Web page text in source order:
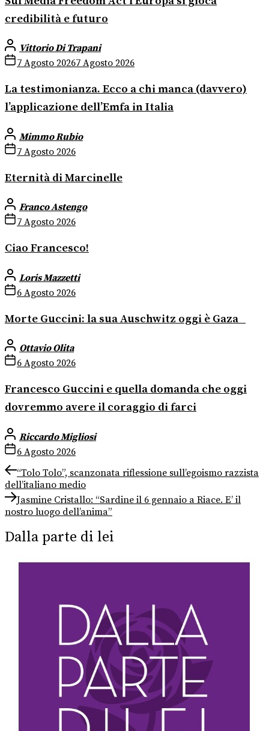
credibilità e futuro
Vittorio Di Trapani
7 Agosto 20267 Agosto 2026
La testimonianza. Ecco a chi manca (davvero)
l’applicazione dell’Emfa in Italia
Mimmo Rubio
7 Agosto 2026
Eternità di Marcinelle
Franco Astengo
7 Agosto 2026
Ciao Francesco!
Loris Mazzetti
6 Agosto 2026
Morte Guccini: la sua Auschwitz oggi è Gaza
Ottavio Olita
6 Agosto 2026
Francesco Guccini e quella domanda che oggi
dovremmo avere il coraggio di farci
Riccardo Migliosi
6 Agosto 2026
Navigazione
articoli
Previous
post:
“Tolo Tolo”, scanzonata riflessione sull’egoismo razzista
dell’italiano medio
Next
post:
Jasmine Cristallo: “Sardine il 6 gennaio a Riace. E’ il
nostro luogo dell’anima”
Dalla parte di lei